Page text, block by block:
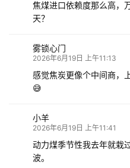
焦煤进口依赖度那么高，
天？
雾锁心门
2026年6月19日 上午11:13
感觉焦炭更像个中间商，
😅
小羊
2026年6月19日 上午11:41
动力煤季节性我去年就栽
波。